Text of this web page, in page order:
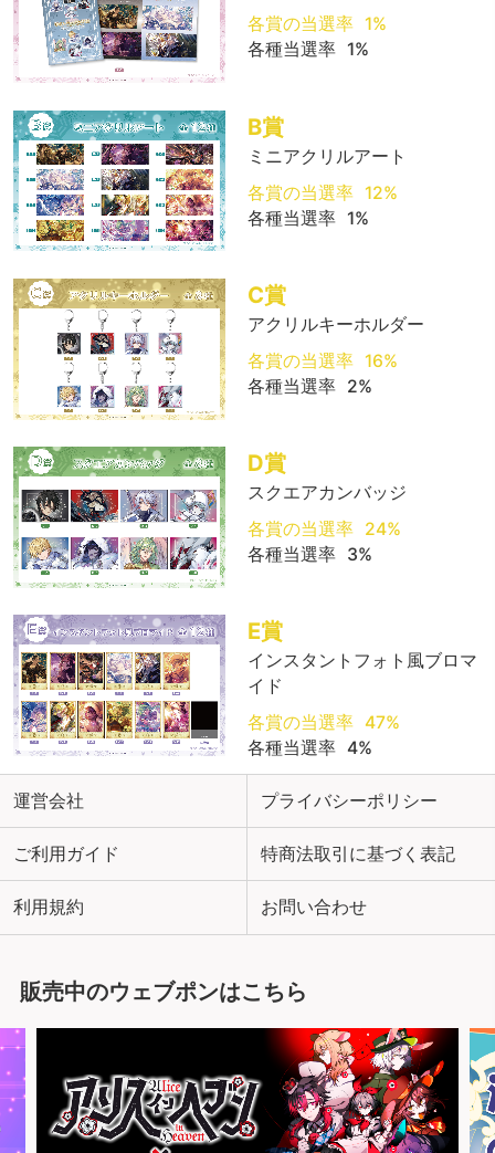
各賞の当選率 1%
各種当選率 1%
B賞
ミニアクリルアート
各賞の当選率 12%
各種当選率 1%
C賞
アクリルキーホルダー
各賞の当選率 16%
各種当選率 2%
D賞
スクエアカンバッジ
各賞の当選率 24%
各種当選率 3%
E賞
インスタントフォト風ブロマ
イド
各賞の当選率 47%
各種当選率 4%
運営会社 プライバシーポリシー
ご利用ガイド 特商法取引に基づく表記
利用規約 お問い合わせ
販売中のウェブポンはこちら